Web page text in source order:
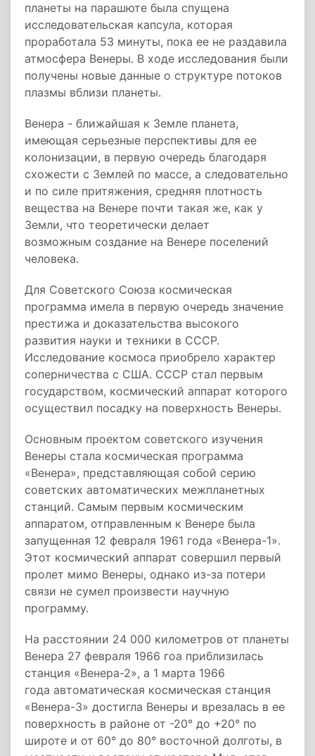
планеты на парашюте была спущена
исследовательская капсула, которая
проработала 53 минуты, пока ее не раздавила
атмосфера Венеры. В ходе исследования были
получены новые данные о структуре потоков
плазмы вблизи планеты.
Венера - ближайшая к Земле планета,
имеющая серьезные перспективы для ее
колонизации, в первую очередь благодаря
схожести с Землей по массе, а следовательно
и по силе притяжения, средняя плотность
вещества на Венере почти такая же, как у
Земли, что теоретически делает
возможным создание на Венере поселений
человека.
Для Советского Союза космическая
программа имела в первую очередь значение
престижа и доказательства высокого
развития науки и техники в СССР.
Исследование космоса приобрело характер
соперничества с США. СССР стал первым
государством, космический аппарат которого
осуществил посадку на поверхность Венеры.
Основным проектом советского изучения
Венеры стала космическая программа
«Венера», представляющая собой серию
советских автоматических межпланетных
станций. Самым первым космическим
аппаратом, отправленным к Венере была
запущенная 12 февраля 1961 года «Венера-1».
Этот космический аппарат совершил первый
пролет мимо Венеры, однако из-за потери
связи не сумел произвести научную
программу.
На расстоянии 24 000 километров от планеты
Венера 27 февраля 1966 гоа приблизилась
станция «Венера-2», а 1 марта 1966
года автоматическая космическая станция
«Венера-3» достигла Венеры и врезалась в ее
поверхность в районе от -20° до +20° по
широте и от 60° до 80° восточной долготы, в